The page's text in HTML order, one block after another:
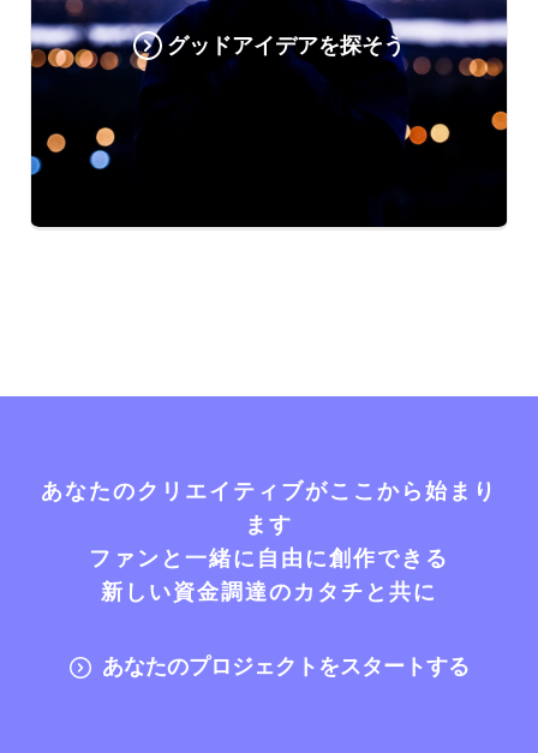
グッドアイデアを探そう
あなたのクリエイティブがここから始まり
ます
ファンと一緒に自由に創作できる
新しい資金調達のカタチと共に
あなたのプロジェクトをスタートする